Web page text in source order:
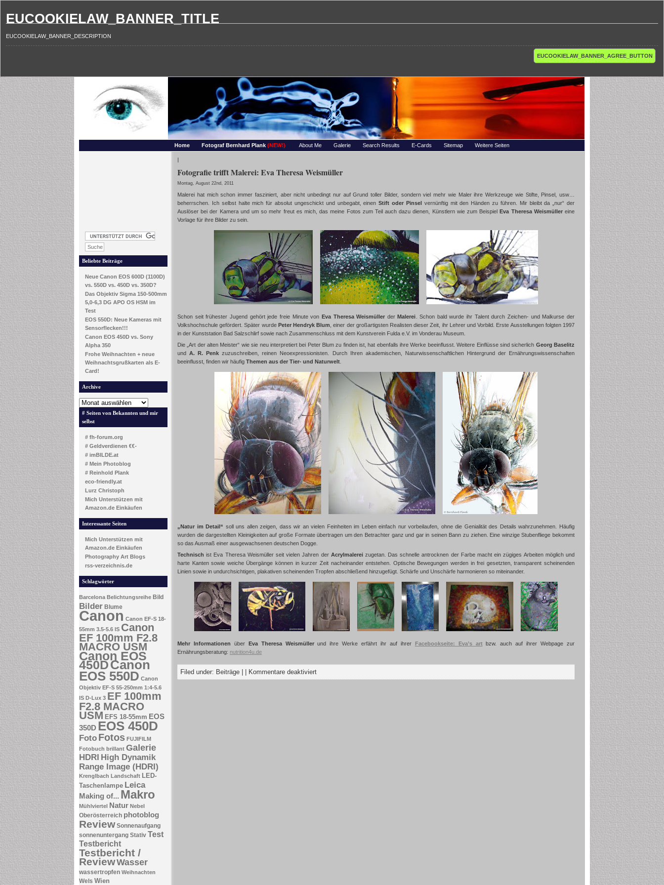
EUCOOKIELAW_BANNER_TITLE
EUCOOKIELAW_BANNER_DESCRIPTION
EUCOOKIELAW_BANNER_AGREE_BUTTON
Home Fotograf Bernhard Plank (NEW!) About Me Galerie Search Results E-Cards Sitemap Weitere Seiten
Beliebte Beiträge
Neue Canon EOS 600D (1100D)
vs. 550D vs. 450D vs. 350D?
Das Objektiv Sigma 150-500mm
5,0-6,3 DG APO OS HSM im
Test
EOS 550D: Neue Kameras mit
Sensorflecken!!!
Canon EOS 450D vs. Sony
Alpha 350
Frohe Weihnachten + neue
Weihnachtsgrußkarten als E-
Card!
Archive
# Seiten von Bekannten und mir
selbst
# fh-forum.org
# Geldverdienen €€-
# imBILDE.at
# Mein Photoblog
# Reinhold Plank
eco-friendly.at
Lurz Christoph
Mich Unterstützen mit
Amazon.de Einkäufen
Interessante Seiten
Mich Unterstützen mit
Amazon.de Einkäufen
Photography Art Blogs
rss-verzeichnis.de
Schlagwörter
Barcelona Belichtungsreihe Bild
Bilder Blume
Canon Canon EF-S 18-
55mm 3.5-5.6 IS Canon
EF 100mm F2.8
MACRO USM
Canon EOS
450DCanon
EOS 550D Canon
Objektiv EF-S 55-250mm 1:4-5.6
IS D-Lux 3 EF 100mm
F2.8 MACRO
USM EFS 18-55mm EOS
350D EOS 450D
Foto Fotos FUJIFILM
Fotobuch brillant Galerie
HDRI High Dynamik
Range Image (HDRI)
Krenglbach Landschaft LED-
Taschenlampe Leica
Making of... Makro
Mühlviertel Natur Nebel
Oberösterreich photoblog
Review Sonnenaufgang
sonnenuntergang Stativ Test
Testbericht
Testbericht /
ReviewWasser
wassertropfen Weihnachten
Wels Wien
|
Fotografie trifft Malerei: Eva Theresa Weismüller
Montag, August 22nd, 2011
Malerei hat mich schon immer fasziniert, aber nicht unbedingt nur auf Grund toller Bilder, sondern viel mehr wie Maler ihre Werkzeuge wie Stifte, Pinsel, usw…
beherrschen. Ich selbst halte mich für absolut ungeschickt und unbegabt, einenStift oder Pinsel vernünftig mit den Händen zu führen. Mir bleibt da „nur“ der
Auslöser bei der Kamera und um so mehr freut es mich, das meine Fotos zum Teil auch dazu dienen, Künstlern wie zum Beispiel Eva Theresa Weismüllereine
Vorlage für ihre Bilder zu sein.
Schon seit frühester Jugend gehört jede freie Minute von Eva Theresa Weismüller derMalerei . Schon bald wurde ihr Talent durch Zeichen- und Malkurse der
Volkshochschule gefördert. Später wurde Peter Hendryk Blum , einer der großartigsten Realisten dieser Zeit, ihr Lehrer und Vorbild. Erste Ausstellungen folgten 1997
in der Kunststation Bad Salzschlirf sowie nach Zusammenschluss mit dem Kunstverein Fulda e.V. im Vonderau Museum.
Die „Art der alten Meister“ wie sie neu interpretiert bei Peter Blum zu finden ist, hat ebenfalls ihre Werke beeinflusst. Weitere Einflüsse sind sicherlich Georg Baselitz
undA. R. Penk zuzuschreiben, reinen Neoexpressionisten. Durch Ihren akademischen, Naturwissenschaftlichen Hintergrund der Ernährungswissenschaften
beeinflusst, finden wir häufig Themen aus der Tier- und Naturwelt
„Natur im Detail“ soll uns allen zeigen, dass wir an vielen Feinheiten im Leben einfach nur vorbeilaufen, ohne die Genialität des Details wahrzunehmen. Häufig
wurden die dargestellten Kleinigkeiten auf große Formate übertragen um den Betrachter ganz und gar in seinen Bann zu ziehen. Eine winzige Stubenfliege bekommt
so das Ausmaß einer ausgewachsenen deutschen Dogge.
Technisch ist Eva Theresa Weismüller seit vielen Jahren der Acrylmalerei zugetan. Das schnelle antrocknen der Farbe macht ein zügiges Arbeiten möglich und
harte Kanten sowie weiche Übergänge können in kurzer Zeit nacheinander entstehen. Optische Bewegungen werden in frei gesetzten, transparent scheinenden
Linien sowie in undurchsichtigen, plakativen scheinenden Tropfen abschließend hinzugefügt. Schärfe und Unschärfe harmonieren so miteinander.
Mehr Informationen über Eva Theresa Weismüllerund ihre Werke erfährt ihr auf ihrer Facebookseite: Eva’s artbzw. auch auf ihrer Webpage zur
Ernährungsberatung: nutrition4u.de
Filed under: Beiträge Kommentare deaktiviert